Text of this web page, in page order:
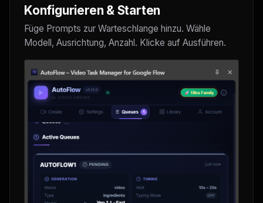
Konfigurieren & Starten
Füge Prompts zur Warteschlange hinzu. Wähle
Modell, Ausrichtung, Anzahl. Klicke auf Ausführen.